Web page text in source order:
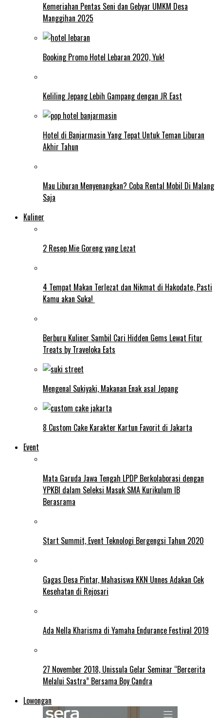
Kemeriahan Pentas Seni dan Gebyar UMKM Desa
Manggihan 2025
Booking Promo Hotel Lebaran 2020, Yuk!
Keliling Jepang Lebih Gampang dengan JR East
Hotel di Banjarmasin Yang Tepat Untuk Teman Liburan
Akhir Tahun
Mau Liburan Menyenangkan? Coba Rental Mobil Di Malang
Saja
Kuliner
2 Resep Mie Goreng yang Lezat
4 Tempat Makan Terlezat dan Nikmat di Hakodate, Pasti
Kamu akan Suka!
Berburu Kuliner Sambil Cari Hidden Gems Lewat Fitur
Treats by Traveloka Eats
Mengenal Sukiyaki, Makanan Enak asal Jepang
8 Custom Cake Karakter Kartun Favorit di Jakarta
Event
Mata Garuda Jawa Tengah LPDP Berkolaborasi dengan
YPKBI dalam Seleksi Masuk SMA Kurikulum IB
Berasrama
Start Summit, Event Teknologi Bergengsi Tahun 2020
Gagas Desa Pintar, Mahasiswa KKN Unnes Adakan Cek
Kesehatan di Rejosari
Ada Nella Kharisma di Yamaha Endurance Festival 2019
27 November 2018, Unissula Gelar Seminar “Bercerita
Melalui Sastra” Bersama Boy Candra
Lowongan